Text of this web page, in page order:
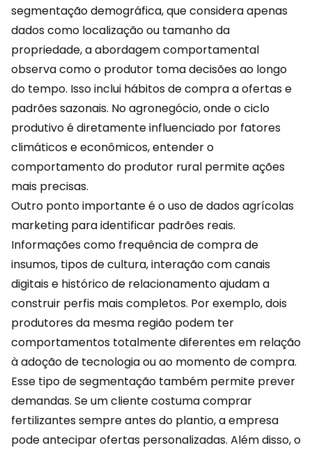
segmentação demográfica, que considera apenas
dados como localização ou tamanho da
propriedade, a abordagem comportamental
observa como o produtor toma decisões ao longo
do tempo. Isso inclui hábitos de compra a ofertas e
padrões sazonais. No agronegócio, onde o ciclo
produtivo é diretamente influenciado por fatores
climáticos e econômicos, entender o
comportamento do produtor rural permite ações
mais precisas.
Outro ponto importante é o uso de dados agrícolas
marketing para identificar padrões reais.
Informações como frequência de compra de
insumos, tipos de cultura, interação com canais
digitais e histórico de relacionamento ajudam a
construir perfis mais completos. Por exemplo, dois
produtores da mesma região podem ter
comportamentos totalmente diferentes em relação
à adoção de tecnologia ou ao momento de compra.
Esse tipo de segmentação também permite prever
demandas. Se um cliente costuma comprar
fertilizantes sempre antes do plantio, a empresa
pode antecipar ofertas personalizadas. Além disso, o